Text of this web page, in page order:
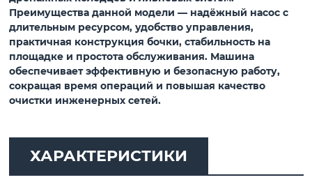
Преимущества данной модели — надёжный насос с
длительным ресурсом, удобство управления,
практичная конструкция бочки, стабильность на
площадке и простота обслуживания. Машина
обеспечивает эффективную и безопасную работу,
сокращая время операций и повышая качество
очистки инженерных сетей.
ХАРАКТЕРИСТИКИ